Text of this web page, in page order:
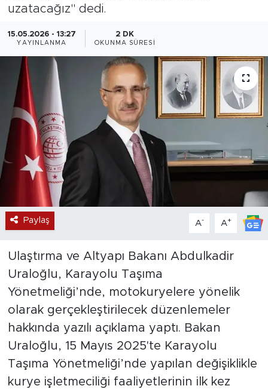
uzatacağız" dedi.
15.05.2026 - 13:27
YAYINLANMA
2 DK
OKUNMA SÜRESI
Paylaş A- A+
Ulaştırma ve Altyapı Bakanı Abdulkadir
Uraloğlu, Karayolu Taşıma
Yönetmeliği’nde, motokuryelere yönelik
olarak gerçekleştirilecek düzenlemeler
hakkında yazılı açıklama yaptı. Bakan
Uraloğlu, 15 Mayıs 2025'te Karayolu
Taşıma Yönetmeliği’nde yapılan değişiklikle
kurye işletmeciliği faaliyetlerinin ilk kez
Resmi İlanlar
Sağlık
Spor
Turizm